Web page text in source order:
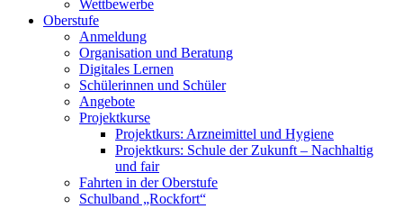
Wettbewerbe
Oberstufe
Anmeldung
Organisation und Beratung
Digitales Lernen
Schülerinnen und Schüler
Angebote
Projektkurse
Projektkurs: Arzneimittel und Hygiene
Projektkurs: Schule der Zukunft – Nachhaltig
und fair
Fahrten in der Oberstufe
Schulband „Rockfort“